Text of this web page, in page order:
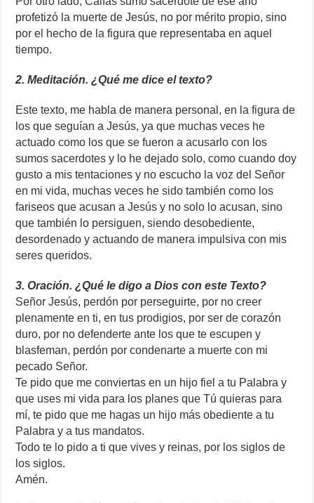
profetizó la muerte de Jesús, no por mérito propio, sino
por el hecho de la figura que representaba en aquel
tiempo.
2. Meditación. ¿Qué me dice el texto?
Este texto, me habla de manera personal, en la figura de
los que seguían a Jesús, ya que muchas veces he
actuado como los que se fueron a acusarlo con los
sumos sacerdotes y lo he dejado solo, como cuando doy
gusto a mis tentaciones y no escucho la voz del Señor
en mi vida, muchas veces he sido también como los
fariseos que acusan a Jesús y no solo lo acusan, sino
que también lo persiguen, siendo desobediente,
desordenado y actuando de manera impulsiva con mis
seres queridos.
3. Oración. ¿Qué le digo a Dios con este Texto?
Señor Jesús, perdón por perseguirte, por no creer
plenamente en ti, en tus prodigios, por ser de corazón
duro, por no defenderte ante los que te escupen y
blasfeman, perdón por condenarte a muerte con mi
pecado Señor.
Te pido que me conviertas en un hijo fiel a tu Palabra y
que uses mi vida para los planes que Tú quieras para
mí, te pido que me hagas un hijo más obediente a tu
Palabra y a tus mandatos.
Todo te lo pido a ti que vives y reinas, por los siglos de
los siglos.
Amén.